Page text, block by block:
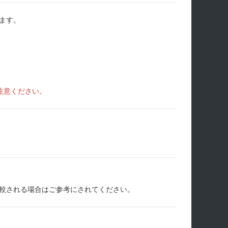
す。
ください。
れる場合はご参考にされてください。